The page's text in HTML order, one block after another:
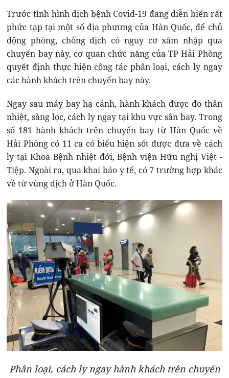
Trước tình hình dịch bệnh Covid-19 đang diễn biến rất
phức tạp tại một số địa phương của Hàn Quốc, để chủ
động phòng, chống dịch có nguy cơ xâm nhập qua
chuyến bay này, cơ quan chức năng của TP Hải Phòng
quyết định thực hiện công tác phân loại, cách ly ngay
các hành khách trên chuyến bay này.
Ngay sau máy bay hạ cánh, hành khách được đo thân
nhiệt, sàng lọc, cách ly ngay tại khu vực sân bay. Trong
số 181 hành khách trên chuyến bay từ Hàn Quốc về
Hải Phòng có 11 ca có biểu hiện sốt được đưa về cách
ly tại Khoa Bệnh nhiệt đới, Bệnh viện Hữu nghị Việt -
Tiệp. Ngoài ra, qua khai báo y tế, có 7 trường hợp khác
về từ vùng dịch ở Hàn Quốc.
Phân loại, cách ly ngay hành khách trên chuyến